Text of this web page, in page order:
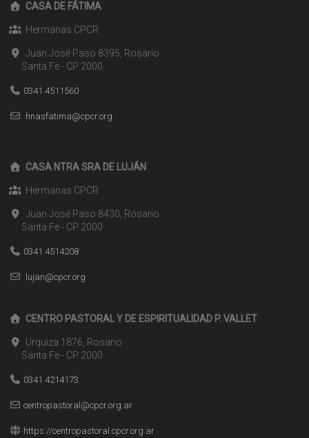
CASA DE FÁTIMA
Hermanas CPCR
Juan José Paso 8395, Rosario
Santa Fe - CP 2000
0341 4511560
hnasfatima@cpcr.org
CASA NTRA SRA DE LUJÁN
Hermanas CPCR
Juan José Paso 8430, Rosario
Santa Fe - CP 2000
0341 4514208
lujan@cpcr.org
CENTRO PASTORAL Y DE ESPIRITUALIDAD P. VALLET
Urquiza 1876, Rosario
Santa Fe - CP 2000
0341 4214173
centropastoral@cpcr.org.ar
https://centropastoral.cpcr.org.ar